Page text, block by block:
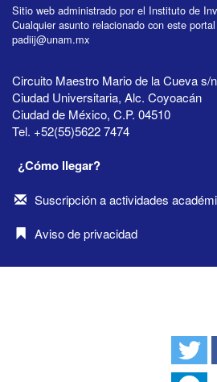
Sitio web administrado por el Instituto de
Cualquier asunto relacionado con este
padiij@unam.mx
Circuito Maestro Mario de la Cueva s/n
Ciudad Universitaria, Alc. Coyoacán
Ciudad de México, C.P. 04510
Tel. +52(55)5622 7474
¿Cómo llegar?
Suscripción a actividades
Aviso de privacidad